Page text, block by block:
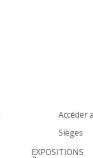
Accéder
Sièges
EXPOSITIONS